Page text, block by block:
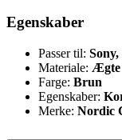
Egenskaber
Passer til:
Materiale: Ægte
Farge: Brun
Egenskaber:
Merke: Nordic